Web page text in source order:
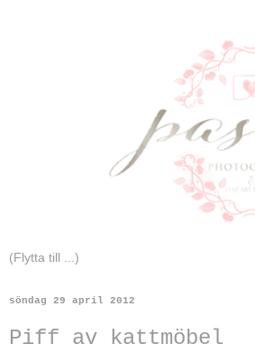
söndag 29 april 2012
Piff av kattmöbel